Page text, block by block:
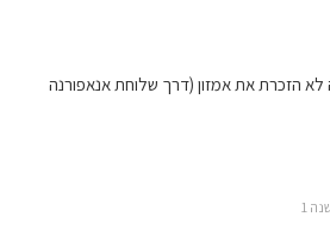
לא הזכרת את אמזון (דרך שלוחת אנאפורנה
1